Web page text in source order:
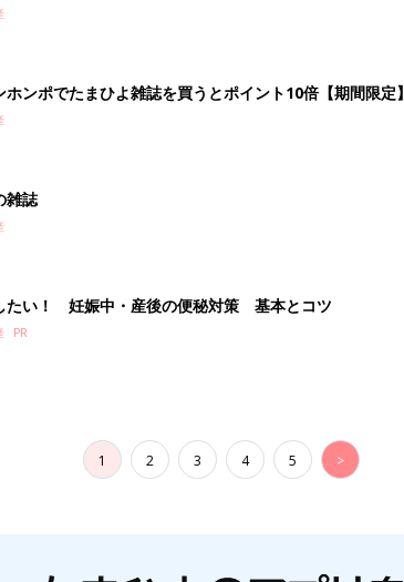
ホンポでたまひよ雑誌を買うとポイント10倍【期間限定】
雑誌
たい！ 妊娠中・産後の便秘対策 基本とコツ
1 2 3 4 5 >